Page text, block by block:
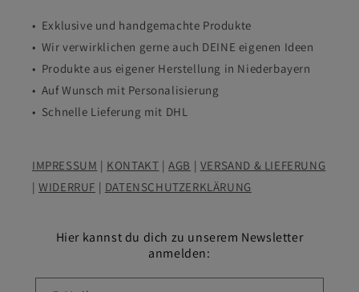
• Exklusive und handgemachte Produkte
• Wir verwirklichen gerne auch DEINE eigenen Ideen
• Produkte aus eigener Herstellung in Niederbayern
• Auf Wunsch mit Personalisierung
• Schnelle Lieferung mit DHL
IMPRESSUM | KONTAKT |AGB | VERSAND & LIEFERUNG
|WIDERRUF | DATENSCHUTZERKLÄRUNG
Hier kannst du dich zu unserem Newsletter
anmelden: